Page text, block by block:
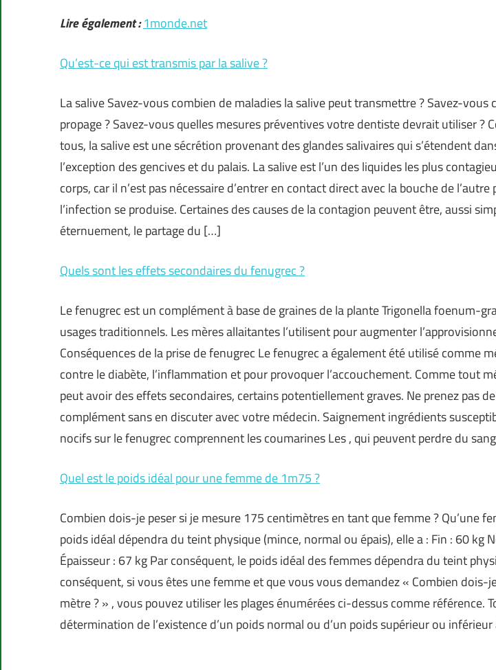
Lire également : 1monde.net
Qu’est-ce qui est transmis par la salive ?
La salive Savez-vous combien de maladies la salive peut transmettre ? Savez-vous
propage ? Savez-vous quelles mesures préventives votre dentiste devrait utiliser ?
tous, la salive est une sécrétion provenant des glandes salivaires qui s’étendent
l’exception des gencives et du palais. La salive est l’un des liquides les plus
corps, car il n’est pas nécessaire d’entrer en contact direct avec la bouche de
l’infection se produise. Certaines des causes de la contagion peuvent être, aussi
éternuement, le partage du […]
Quels sont les effets secondaires du fenugrec ?
Le fenugrec est un complément à base de graines de la plante Trigonella foenum-
usages traditionnels. Les mères allaitantes l’utilisent pour augmenter
Conséquences de la prise de fenugrec Le fenugrec a également été utilisé comme
contre le diabète, l’inflammation et pour provoquer l’accouchement. Comme tout
peut avoir des effets secondaires, certains potentiellement graves. Ne prenez pas
complément sans en discuter avec votre médecin. Saignement ingrédients
nocifs sur le fenugrec comprennent les coumarines Les , qui peuvent perdre du
Quel est le poids idéal pour une femme de 1m75 ?
Combien dois-je peser si je mesure 175 centimètres en tant que femme ? Qu’une
poids idéal dépendra du teint physique (mince, normal ou épais), elle a : Fin : 60 kg
Épaisseur : 67 kg Par conséquent, le poids idéal des femmes dépendra du teint
conséquent, si vous êtes une femme et que vous vous demandez « Combien dois-
mètre ? » , vous pouvez utiliser les plages énumérées ci-dessus comme référence.
détermination de l’existence d’un poids normal ou d’un poids supérieur ou